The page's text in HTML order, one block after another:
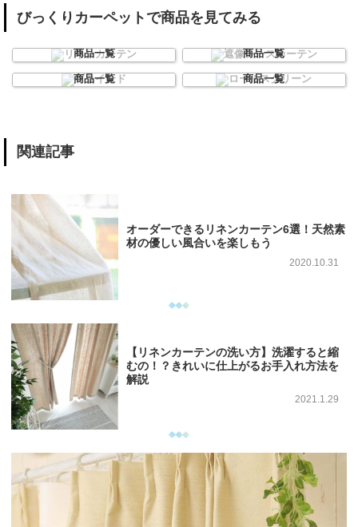
びっくりカーペットで商品を見てみる
商品一覧
商品一覧
ブラインド
商品一覧
ロールスクリーン
商品一覧
関連記事
オーダーできるリネンカーテン6選！天然素
材の優しい風合いを楽しもう
2020.10.31
【リネンカーテンの洗い方】洗濯すると縮
むの！？きれいに仕上がるお手入れ方法を
解説
2021.1.29